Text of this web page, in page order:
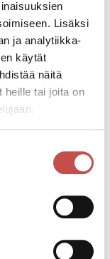
Lisäksi
ja analytiikka-
käytät
näitä
heille tai joita on